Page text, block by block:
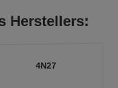
Herstellers:
4N27